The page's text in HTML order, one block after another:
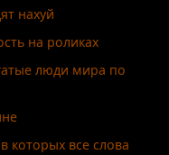
нахуй
на роликах
люди мира по
которых все слова